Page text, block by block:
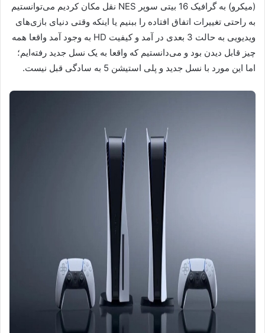
(میکرو) به گرافیک 16 بیتی سوپر NES نقل مکان کردیم می‌توانستیم
به راحتی تغییرات اتفاق افتاده را ببنیم یا اینکه وقتی دنیای بازی‌های
ویدیویی به حالت 3 بعدی در آمد و کیفیت HD به وجود آمد واقعا همه
چیز قابل دیدن بود و می‌دانستیم که واقعا به یک نسل جدید رفته‌ایم؛
اما این مورد با نسل جدید و پلی استیشن 5 به سادگی قبل نیست.